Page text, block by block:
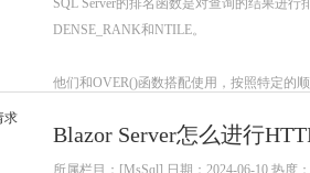
SQL Server的排名函数是对查询的结果进
DENSE_RANK和NTILE。
他们和OVER()函数搭配使用，按照特定的
Blazor Server怎么进行
所属栏目：[MsSql] 日期：2024-06-10 热度